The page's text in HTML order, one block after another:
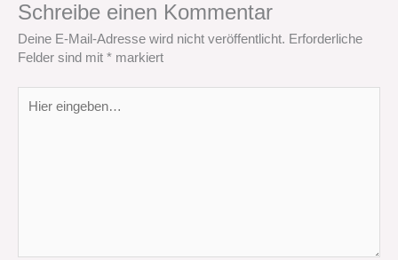
Schreibe einen Kommentar
Deine E-Mail-Adresse wird nicht veröffentlicht. Erforderliche
Felder sind mit * markiert
eingeben…